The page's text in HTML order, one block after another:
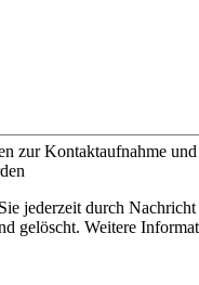
zur Kontaktaufnahme
jederzeit durch
gelöscht. Weitere